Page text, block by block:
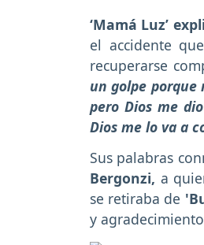
‘Mamá Luz’
el accidente
recuperarse
un golpe porque
pero Dios me
Dios me lo va a
Sus palabras
Bergonzi, a
se retiraba de
y